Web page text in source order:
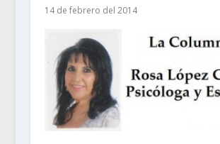
14 de febrero del 2014